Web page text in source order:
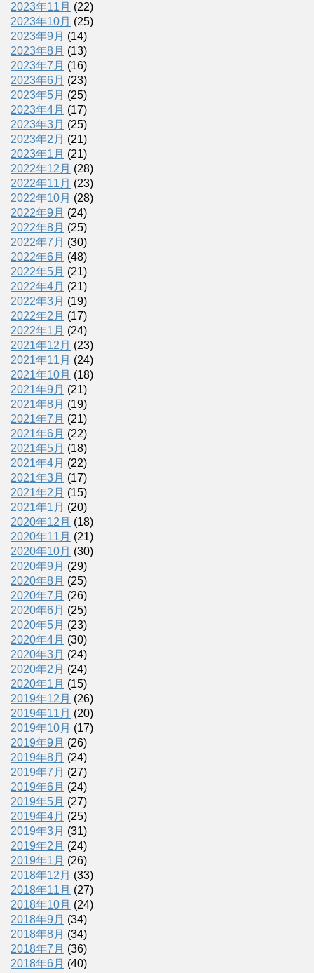
2023年11月 (22)
2023年10月 (25)
2023年9月 (14)
2023年8月 (13)
2023年7月 (16)
2023年6月 (23)
2023年5月 (25)
2023年4月 (17)
2023年3月 (25)
2023年2月 (21)
2023年1月 (21)
2022年12月 (28)
2022年11月 (23)
2022年10月 (28)
2022年9月 (24)
2022年8月 (25)
2022年7月 (30)
2022年6月 (48)
2022年5月 (21)
2022年4月 (21)
2022年3月 (19)
2022年2月 (17)
2022年1月 (24)
2021年12月 (23)
2021年11月 (24)
2021年10月 (18)
2021年9月 (21)
2021年8月 (19)
2021年7月 (21)
2021年6月 (22)
2021年5月 (18)
2021年4月 (22)
2021年3月 (17)
2021年2月 (15)
2021年1月 (20)
2020年12月 (18)
2020年11月 (21)
2020年10月 (30)
2020年9月 (29)
2020年8月 (25)
2020年7月 (26)
2020年6月 (25)
2020年5月 (23)
2020年4月 (30)
2020年3月 (24)
2020年2月 (24)
2020年1月 (15)
2019年12月 (26)
2019年11月 (20)
2019年10月 (17)
2019年9月 (26)
2019年8月 (24)
2019年7月 (27)
2019年6月 (24)
2019年5月 (27)
2019年4月 (25)
2019年3月 (31)
2019年2月 (24)
2019年1月 (26)
2018年12月 (33)
2018年11月 (27)
2018年10月 (24)
2018年9月 (34)
2018年8月 (34)
2018年7月 (36)
2018年6月 (40)